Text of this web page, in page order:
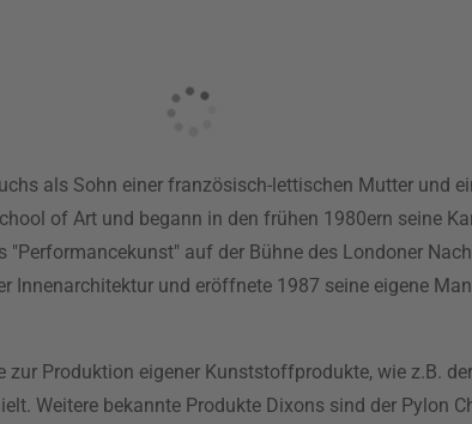
als Sohn einer französisch-lettischen Mutter und
of Art und begann in den frühen 1980ern seine
"Performancekunst" auf der Bühne des Londoner
Innenarchitektur und eröffnete 1987 seine eigene
Produktion eigener Kunststoffprodukte, wie z.B.
Weitere bekannte Produkte Dixons sind der Pylon